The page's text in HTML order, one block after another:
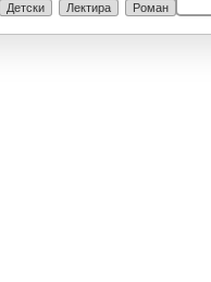
Детски Лектира Роман